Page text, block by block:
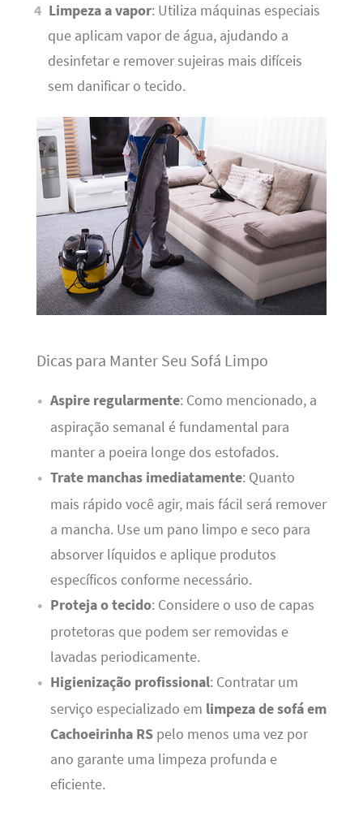
Limpeza a vapor: Utiliza máquinas especiais
que aplicam vapor de água, ajudando a
desinfetar e remover sujeiras mais difíceis
sem danificar o tecido.
Dicas para Manter Seu Sofá Limpo
Aspire regularmente: Como mencionado, a
aspiração semanal é fundamental para
manter a poeira longe dos estofados.
Trate manchas imediatamente: Quanto
mais rápido você agir, mais fácil será remover
a mancha. Use um pano limpo e seco para
absorver líquidos e aplique produtos
específicos conforme necessário.
Proteja o tecido: Considere o uso de capas
protetoras que podem ser removidas e
lavadas periodicamente.
Higienização profissional: Contratar um
serviço especializado em limpeza de sofá em
Cachoeirinha RSpelo menos uma vez por
ano garante uma limpeza profunda e
eficiente.